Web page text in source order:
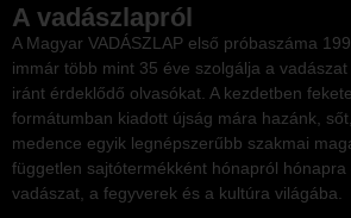
A vadászlapról
A Magyar VADÁSZLAP első próbaszáma
immár több mint 35 éve szolgálja a
iránt érdeklődő olvasókat. A kezdetben
formátumban kiadott újság mára hazánk,
medence egyik legnépszerűbb szakmai
független sajtótermékként hónapról hónapra
vadászat, a fegyverek és a kultúra világába.